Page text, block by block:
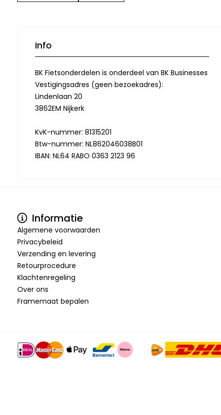
Info
BK Fietsonderdelen is onderdeel van BK Businesses
Vestigingsadres (geen bezoekadres):
Lindenlaan 20
3862EM Nijkerk
KvK-nummer: 81315201
Btw-nummer: NL862046038B01
IBAN: NL64 RABO 0363 2123 96
Informatie
Algemene voorwaarden
Privacybeleid
Verzending en levering
Retourprocedure
Klachtenregeling
Over ons
Framemaat bepalen